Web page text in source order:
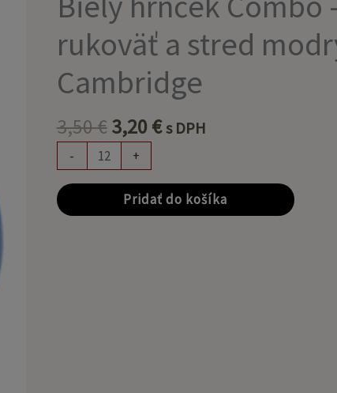
rukoväť a stred
Cambridge
3,50€3,20 € s DPH
-
-
rukoväť
a
stred
modrý
Cambridge
+
Pridať do košíka